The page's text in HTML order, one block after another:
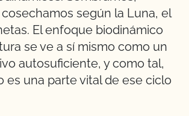
según la Luna, el
El enfoque biodinámico
se ve a sí mismo como un
autosuficiente, y como tal,
es una parte vital de ese ciclo